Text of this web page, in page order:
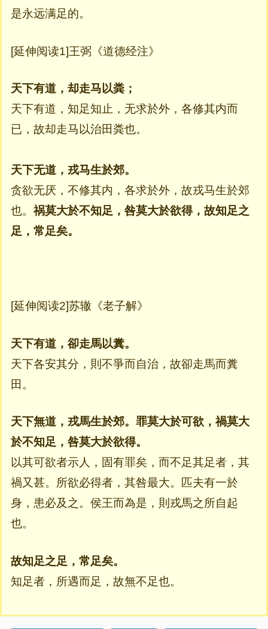
是永远满足的。
[延伸阅读1]王弼《道德经注》
天下有道，却走马以粪；
天下有道，知足知止，无求於外，各修其内而
已，故却走马以治田粪也。
天下无道，戎马生於郊。
贪欲无厌，不修其内，各求於外，故戎马生於郊
也。祸莫大於不知足，咎莫大於欲得，故知足之
足，常足矣。
[延伸阅读2]苏辙《老子解》
天下有道，卻走馬以糞。
天下各安其分，則不爭而自治，故卻走馬而糞
田。
天下無道，戎馬生於郊。罪莫大於可欲，禍莫大
於不知足，咎莫大於欲得。
以其可欲者示人，固有罪矣，而不足其足者，其
禍又甚。所欲必得者，其咎最大。匹夫有一於
身，患必及之。侯王而為是，則戎馬之所自起
也。
故知足之足，常足矣。
知足者，所遇而足，故無不足也。